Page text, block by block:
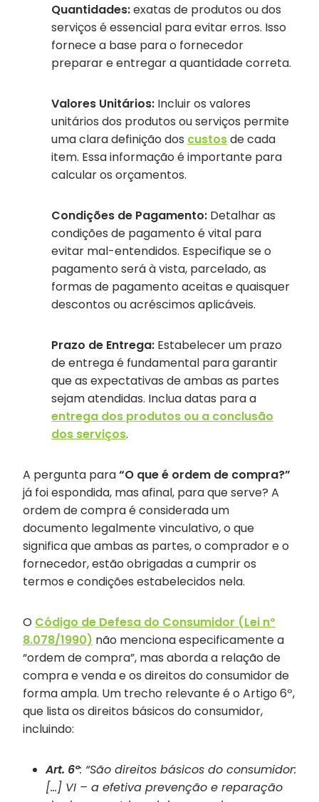
Quantidades:exatas de produtos ou dos
serviços é essencial para evitar erros. Isso
fornece a base para o fornecedor
preparar e entregar a quantidade correta.
Valores Unitários: Incluir os valores
unitários dos produtos ou serviços permite
uma clara definição dos custosde cada
item. Essa informação é importante para
calcular os orçamentos.
Condições de Pagamento: Detalhar as
condições de pagamento é vital para
evitar mal-entendidos. Especifique se o
pagamento será à vista, parcelado, as
formas de pagamento aceitas e quaisquer
descontos ou acréscimos aplicáveis.
Prazo de Entrega: Estabelecer um prazo
de entrega é fundamental para garantir
que as expectativas de ambas as partes
sejam atendidas. Inclua datas para a
entrega dos produtos ou a conclusão
dos serviços.
A pergunta para“O que é ordem de compra?”
já foi espondida, mas afinal, para que serve? A
ordem de compra é considerada um
documento legalmente vinculativo, o que
significa que ambas as partes, o comprador e o
fornecedor, estão obrigadas a cumprir os
termos e condições estabelecidos nela.
O Código de Defesa do Consumidor (Lei nº
8.078/1990) não menciona especificamente a
“ordem de compra”, mas aborda a relação de
compra e venda e os direitos do consumidor de
forma ampla. Um trecho relevante é o Artigo 6º,
que lista os direitos básicos do consumidor,
incluindo:
Art. 6º: “São direitos básicos do consumidor:
[…] VI – a efetiva prevenção e reparação